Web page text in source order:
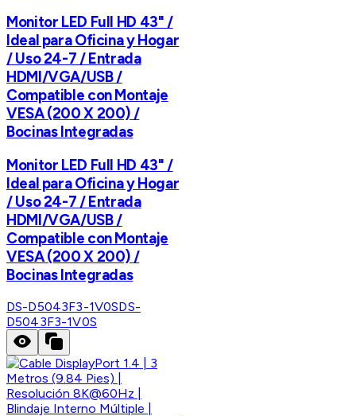
Monitor LED Full HD 43" /
Ideal para Oficina y Hogar
/ Uso 24-7 / Entrada
HDMI/VGA/USB /
Compatible con Montaje
VESA (200 X 200) /
Bocinas Integradas
Monitor LED Full HD 43" /
Ideal para Oficina y Hogar
/ Uso 24-7 / Entrada
HDMI/VGA/USB /
Compatible con Montaje
VESA (200 X 200) /
Bocinas Integradas
DS-D5043F3-1V0SDS-
D5043F3-1V0S